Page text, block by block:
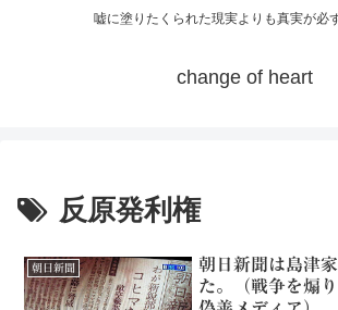
嘘に塗りたくられた現実よりも真実が必
change of heart
反原発利権
朝日新聞
朝日新聞は島津
た。（戦争を煽